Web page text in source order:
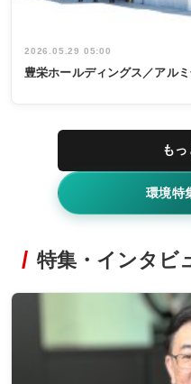
2026.05.29 05:00
豊栄ホールディングス／アル
も
環境特
特集・インタビ